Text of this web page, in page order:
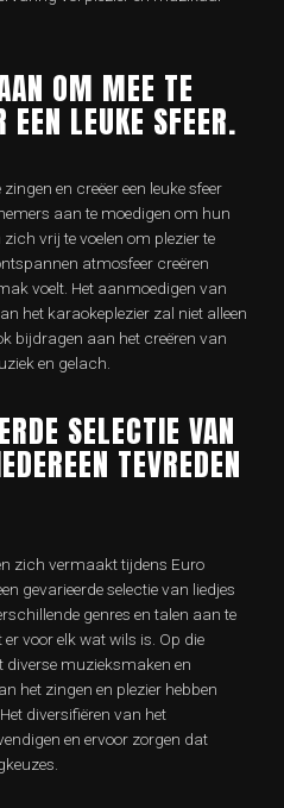
OM MEE TE
EEN LEUKE SFEER.
en creëer een leuke sfeer
aan te moedigen om hun
vrij te voelen om plezier te
atmosfeer creëren
voelt. Het aanmoedigen van
het karaokeplezier zal niet alleen
bijdragen aan het creëren van
en gelach.
SELECTIE VAN
TEVREDEN
zich vermaakt tijdens Euro
gevarieerde selectie van liedjes
genres en talen aan te
voor elk wat wils is. Op die
diverse muzieksmaken en
het zingen en plezier hebben
diversifiëren van het
en ervoor zorgen dat